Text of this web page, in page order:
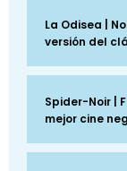
La Odisea |
versión del
Spider-Noir |
mejor cine